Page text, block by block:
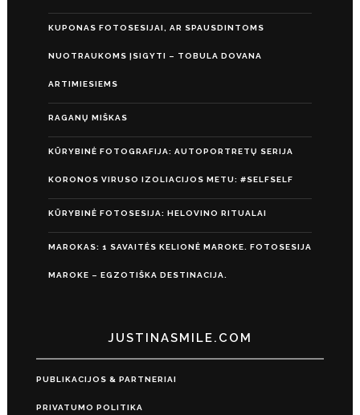
KUPONAS FOTOSESIJAI, AR SPAUSDINTOMS
NUOTRAUKOMS ĮSIGYTI – TOBULA DOVANA
ARTIMIESIEMS
RAGANŲ MIŠKAS
KŪRYBINĖ FOTOGRAFIJA: AUTOPORTRETŲ SERIJA
KORONOS VIRUSO IZOLIACIJOS METU: #SELFSELF
KŪRYBINĖ FOTOSESIJA: HELOVINO RITUALAI
MAROKAS: 1 SAVAITĖS KELIONĖ MAROKE. FOTOSESIJA
MAROKE – EGZOTIŠKA DESTINACIJA.
JUSTINASMILE.COM
PUBLIKACIJOS & PARTNERIAI
PRIVATUMO POLITIKA